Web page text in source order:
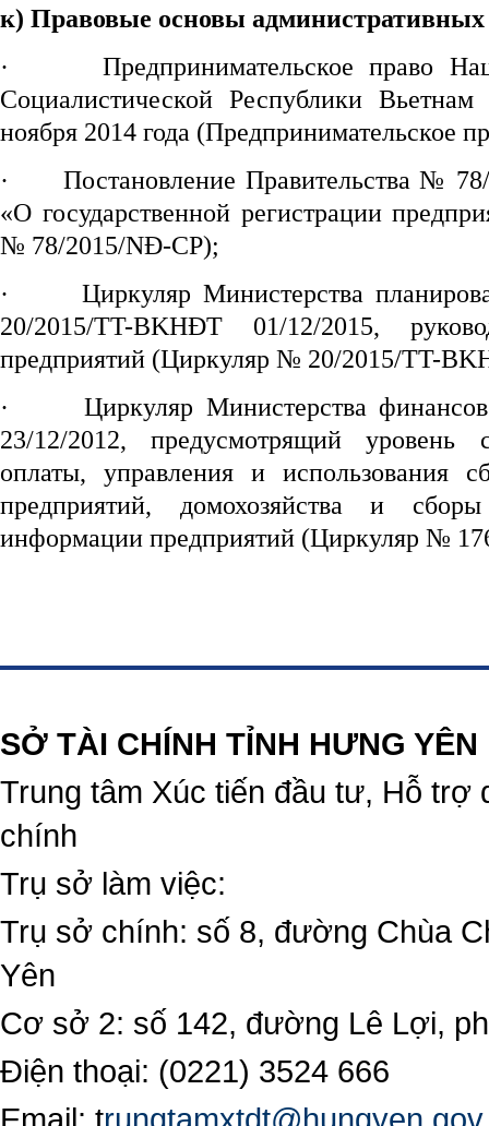
к) Правовые основы административных
· Предпринимательское право
Социалистической Республики
ноября 2014 года (Предпринимательское
·Постановление Правительства №
«О государственной регистрации
№ 78/2015/NĐ-CP);
· Циркуляр Министерства
20/2015/TT-BKHĐT 01/12/2015,
предприятий (Циркуляр № 20/2015/TT-
·Циркуляр Министерства
23/12/2012, предусмотрящий уровень
оплаты, управления и использования
предприятий, домохозяйства и
информации предприятий (Циркуляр №
SỞ TÀI CHÍNH TỈNH HƯNG YÊN
Trung tâm Xúc tiến đầu tư, Hỗ trợ
chính
Trụ sở làm việc:
Trụ sở chính: số 8, đường Chùa
Yên
Cơ sở 2: số 142, đường Lê Lợi,
Điện thoại: (0221) 3524 666